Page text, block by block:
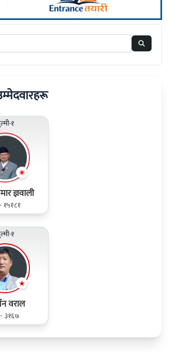
उम्मेदवारहरू
१
ज्ञवाली
१५१८१
१
वराल
३१६७